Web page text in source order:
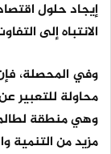
الانتباه إلى
وفي المحصلة،
محاولة للتعبير
وهي منطقة
مزيد من التنمية